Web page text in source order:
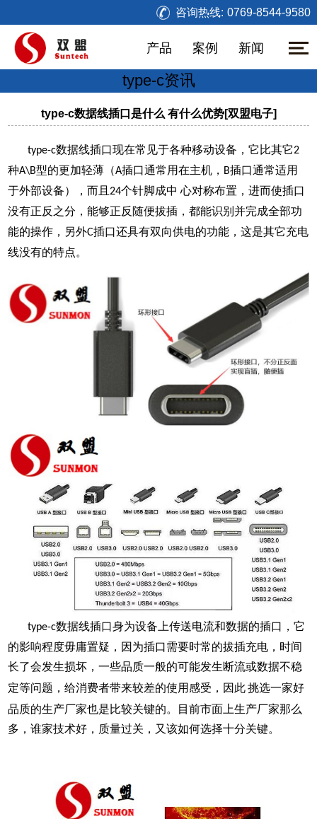
咨询热线: 0769-8544-9580
产品 案例 新闻
type-c资讯
type-c数据线插口是什么 有什么优势[双盟电子]
type-c数据线插口现在常见于各种移动设备 ，它比其它2
种A\B型的更加轻薄（A插口通常用在主机， B插口通常适用
于外部设备），而且 24个针脚成中 心对称布置，进而使插口
没有正反之分，能够正反 随便拔插，都能识别并完成全部功
能的操作，另外C插口还具有双向供电的功能 ，这是其它充电
线没有的特点。
type-c数据线插口身为设备上传送电流和数据的插口，它
的影响程度毋庸置疑，因为插口需要时常的拔插充电，时间
长了会发生损坏，一些品质一般的可能发生断流或数据不稳
定等问题，给消费者带来较差的使用感受，因此挑选一家好
品质的生产厂家也是比较关键的。
目前市面上生产厂家那么
多，谁家技术好，质量过关 ， 又该如何选择十分关键。